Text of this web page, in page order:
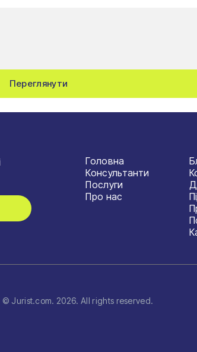
Переглянути
Головна
Консультанти
Послуги
Про нас
© Jurist.com. 2026. All rights reserved.